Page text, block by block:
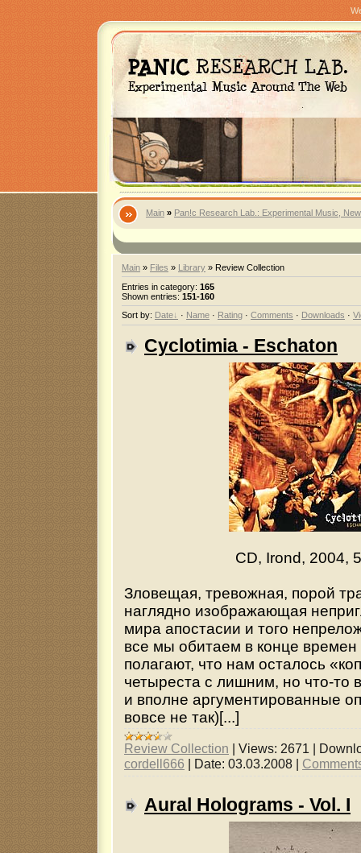
Main » Pan!c Research Lab.: Experimental Music,
Main » Files » Library » Review Collection
Entries in category: 165
Shown entries: 151-160
Sort by: Date · Name · Rating · Comments · Downloads ·
Cyclotimia - Eschaton
CD, Irond, 2004,
Зловещая, тревожная, порой
наглядно изображающая
мира апостасии и того
все мы обитаем в конце
полагают, что нам осталось
четыреста с лишним, но что-то
и вполне аргументированные
вовсе не так)[...]
Review Collection | Views: 2671 |
cordell666 | Date: 03.03.2008 |
Aural Holograms - Vol. I